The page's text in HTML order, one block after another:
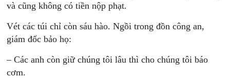
và cũng không có tiền nộp phạt.
Vét các túi chỉ còn sáu hào. Ngồi trong đồn công an,
giám đốc bảo họ:
– Các anh còn giữ chúng tôi lâu thì cho chúng tôi báo
cơm.